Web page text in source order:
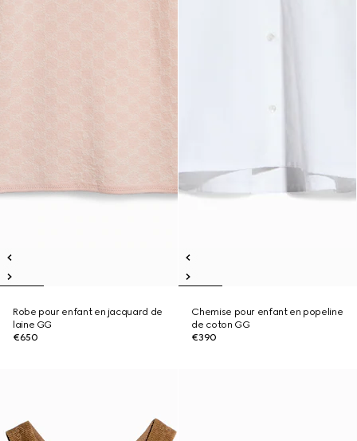
Robe pour enfant en jacquard de
laine GG
€650
Chemise pour enfant en popeline
de coton GG
€390